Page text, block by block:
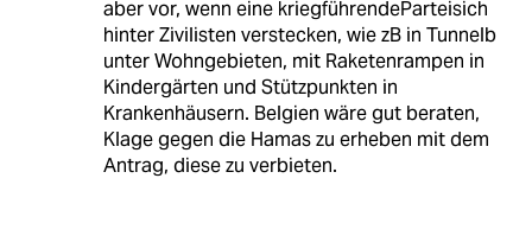
aber vor, wenn eine kriegführendeParteisich
hinter Zivilisten verstecken, wie zB in Tunnelb
unter Wohngebieten, mit Raketenrampen in
Kindergärten und Stützpunkten in
Krankenhäusern. Belgien wäre gut beraten,
Klage gegen die Hamas zu erheben mit dem
Antrag, diese zu verbieten.